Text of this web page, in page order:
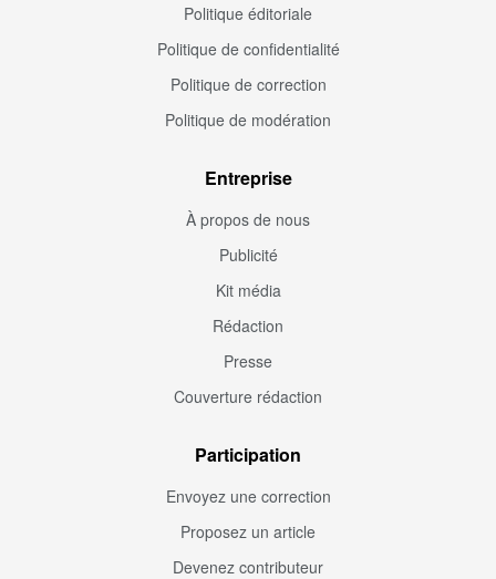
Politique éditoriale
Politique de confidentialité
Politique de correction
Politique de modération
Entreprise
À propos de nous
Publicité
Kit média
Rédaction
Presse
Couverture rédaction
Participation
Envoyez une correction
Proposez un article
Devenez contributeur